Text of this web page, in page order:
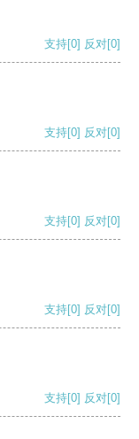
支持[0] 反对[0]
支持[0] 反对[0]
支持[0] 反对[0]
支持[0] 反对[0]
支持[0] 反对[0]